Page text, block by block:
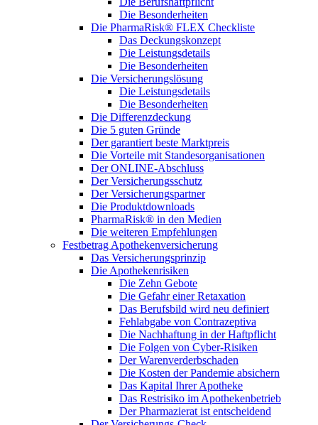
Die Besonderheiten
Die PharmaRisk® FLEX Checkliste
Das Deckungskonzept
Die Leistungsdetails
Die Besonderheiten
Die Versicherungslösung
Die Leistungsdetails
Die Besonderheiten
Die Differenzdeckung
Die 5 guten Gründe
Der garantiert beste Marktpreis
Die Vorteile mit Standesorganisationen
Der ONLINE-Abschluss
Der Versicherungsschutz
Der Versicherungspartner
Die Produktdownloads
PharmaRisk® in den Medien
Die weiteren Empfehlungen
Festbetrag Apothekenversicherung
Das Versicherungsprinzip
Die Apothekenrisiken
Die Zehn Gebote
Die Gefahr einer Retaxation
Das Berufsbild wird neu definiert
Fehlabgabe von Contrazeptiva
Die Nachhaftung in der Haftpflicht
Die Folgen von Cyber-Risiken
Der Warenverderbschaden
Die Kosten der Pandemie absichern
Das Kapital Ihrer Apotheke
Das Restrisiko im Apothekenbetrieb
Der Pharmazierat ist entscheidend